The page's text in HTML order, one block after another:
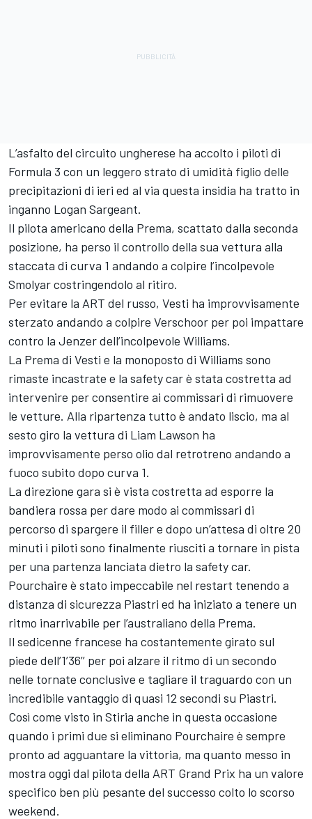
L’asfalto del circuito ungherese ha accolto i piloti di
Formula 3 con un leggero strato di umidità figlio delle
precipitazioni di ieri ed al via questa insidia ha tratto in
inganno Logan Sargeant.
Il pilota americano della Prema, scattato dalla seconda
posizione, ha perso il controllo della sua vettura alla
staccata di curva 1 andando a colpire l’incolpevole
Smolyar costringendolo al ritiro.
Per evitare la ART del russo, Vesti ha improvvisamente
sterzato andando a colpire Verschoor per poi impattare
contro la Jenzer dell’incolpevole Williams.
La Prema di Vesti e la monoposto di Williams sono
rimaste incastrate e la safety car è stata costretta ad
intervenire per consentire ai commissari di rimuovere
le vetture. Alla ripartenza tutto è andato liscio, ma al
sesto giro la vettura di Liam Lawson ha
improvvisamente perso olio dal retrotreno andando a
fuoco subito dopo curva 1.
La direzione gara si è vista costretta ad esporre la
bandiera rossa per dare modo ai commissari di
percorso di spargere il filler e dopo un’attesa di oltre 20
minuti i piloti sono finalmente riusciti a tornare in pista
per una partenza lanciata dietro la safety car.
Pourchaire è stato impeccabile nel restart tenendo a
distanza di sicurezza Piastri ed ha iniziato a tenere un
ritmo inarrivabile per l’australiano della Prema.
Il sedicenne francese ha costantemente girato sul
piede dell’1’36’’ per poi alzare il ritmo di un secondo
nelle tornate conclusive e tagliare il traguardo con un
incredibile vantaggio di quasi 12 secondi su Piastri.
Così come visto in Stiria anche in questa occasione
quando i primi due si eliminano Pourchaire è sempre
pronto ad agguantare la vittoria, ma quanto messo in
mostra oggi dal pilota della ART Grand Prix ha un valore
specifico ben più pesante del successo colto lo scorso
weekend.